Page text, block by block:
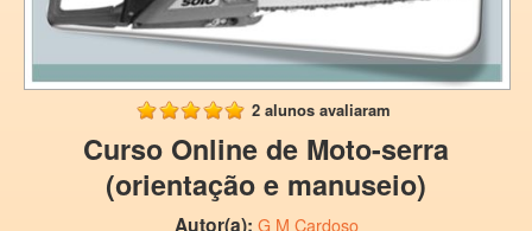
2 alunos avaliaram
Curso Online de Moto-serra
(orientação e manuseio)
Autor(a): G M Cardoso